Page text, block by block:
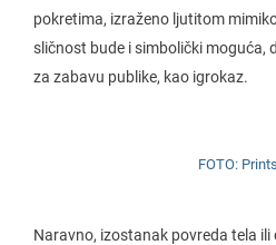
pokretima, izraženo ljutitom
sličnost bude i simbolički moguća,
za zabavu publike, kao igrokaz.
FOTO:
Naravno, izostanak povreda tela